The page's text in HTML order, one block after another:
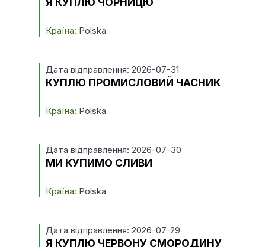
Країна: Polska
Дата відправлення: 2026-07-31
КУПЛЮ ПРОМИСЛОВИЙ ЧАСНИК
Країна: Polska
Дата відправлення: 2026-07-30
МИ КУПИМО СЛИВИ
Країна: Polska
Дата відправлення: 2026-07-29
Я КУПЛЮ ЧЕРВОНУ СМОРОДИНУ